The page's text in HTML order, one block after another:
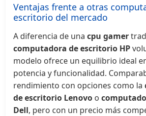
Ventajas frente a otras
escritorio del mercado
A diferencia de una cpu gamer
computadora de escritorio HP
modelo ofrece un equilibrio ideal
potencia y funcionalidad.
rendimiento con opciones como la
de escritorio Lenovo o
Dell, pero con un precio más